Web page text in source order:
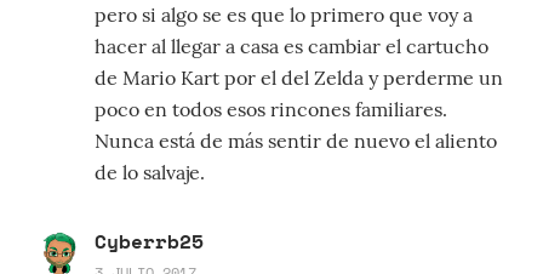
pero si algo se es que lo primero que voy a
hacer al llegar a casa es cambiar el cartucho
de Mario Kart por el del Zelda y perderme un
poco en todos esos rincones familiares.
Nunca está de más sentir de nuevo el aliento
de lo salvaje.
Cyberrb25